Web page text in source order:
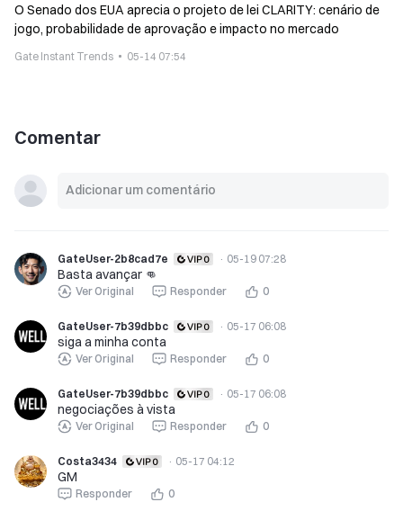
O Senado dos EUA aprecia o projeto de lei CLARITY: cenário de
jogo, probabilidade de aprovação e impacto no mercado
Gate Instant Trends 05-14 07:54
Comentar
GateUser-2b8cad7e · 05-19 07:28
Basta avançar 👊
Ver Original Responder 0
GateUser-7b39dbbc · 05-17 06:08
siga a minha conta
Ver Original Responder 0
GateUser-7b39dbbc · 05-17 06:08
negociações à vista
Ver Original Responder 0
Costa3434 · 05-17 04:12
GM
Responder 0